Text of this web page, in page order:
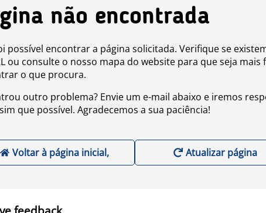
não encontrada
possível encontrar a página solicitada. Verifique se
ou consulte o nosso mapa do website para que seja mais
o que procura.
outro problema? Envie um e-mail abaixo e iremos
que possível. Agradecemos a sua paciência!
Voltar à página inicial, Atualizar página